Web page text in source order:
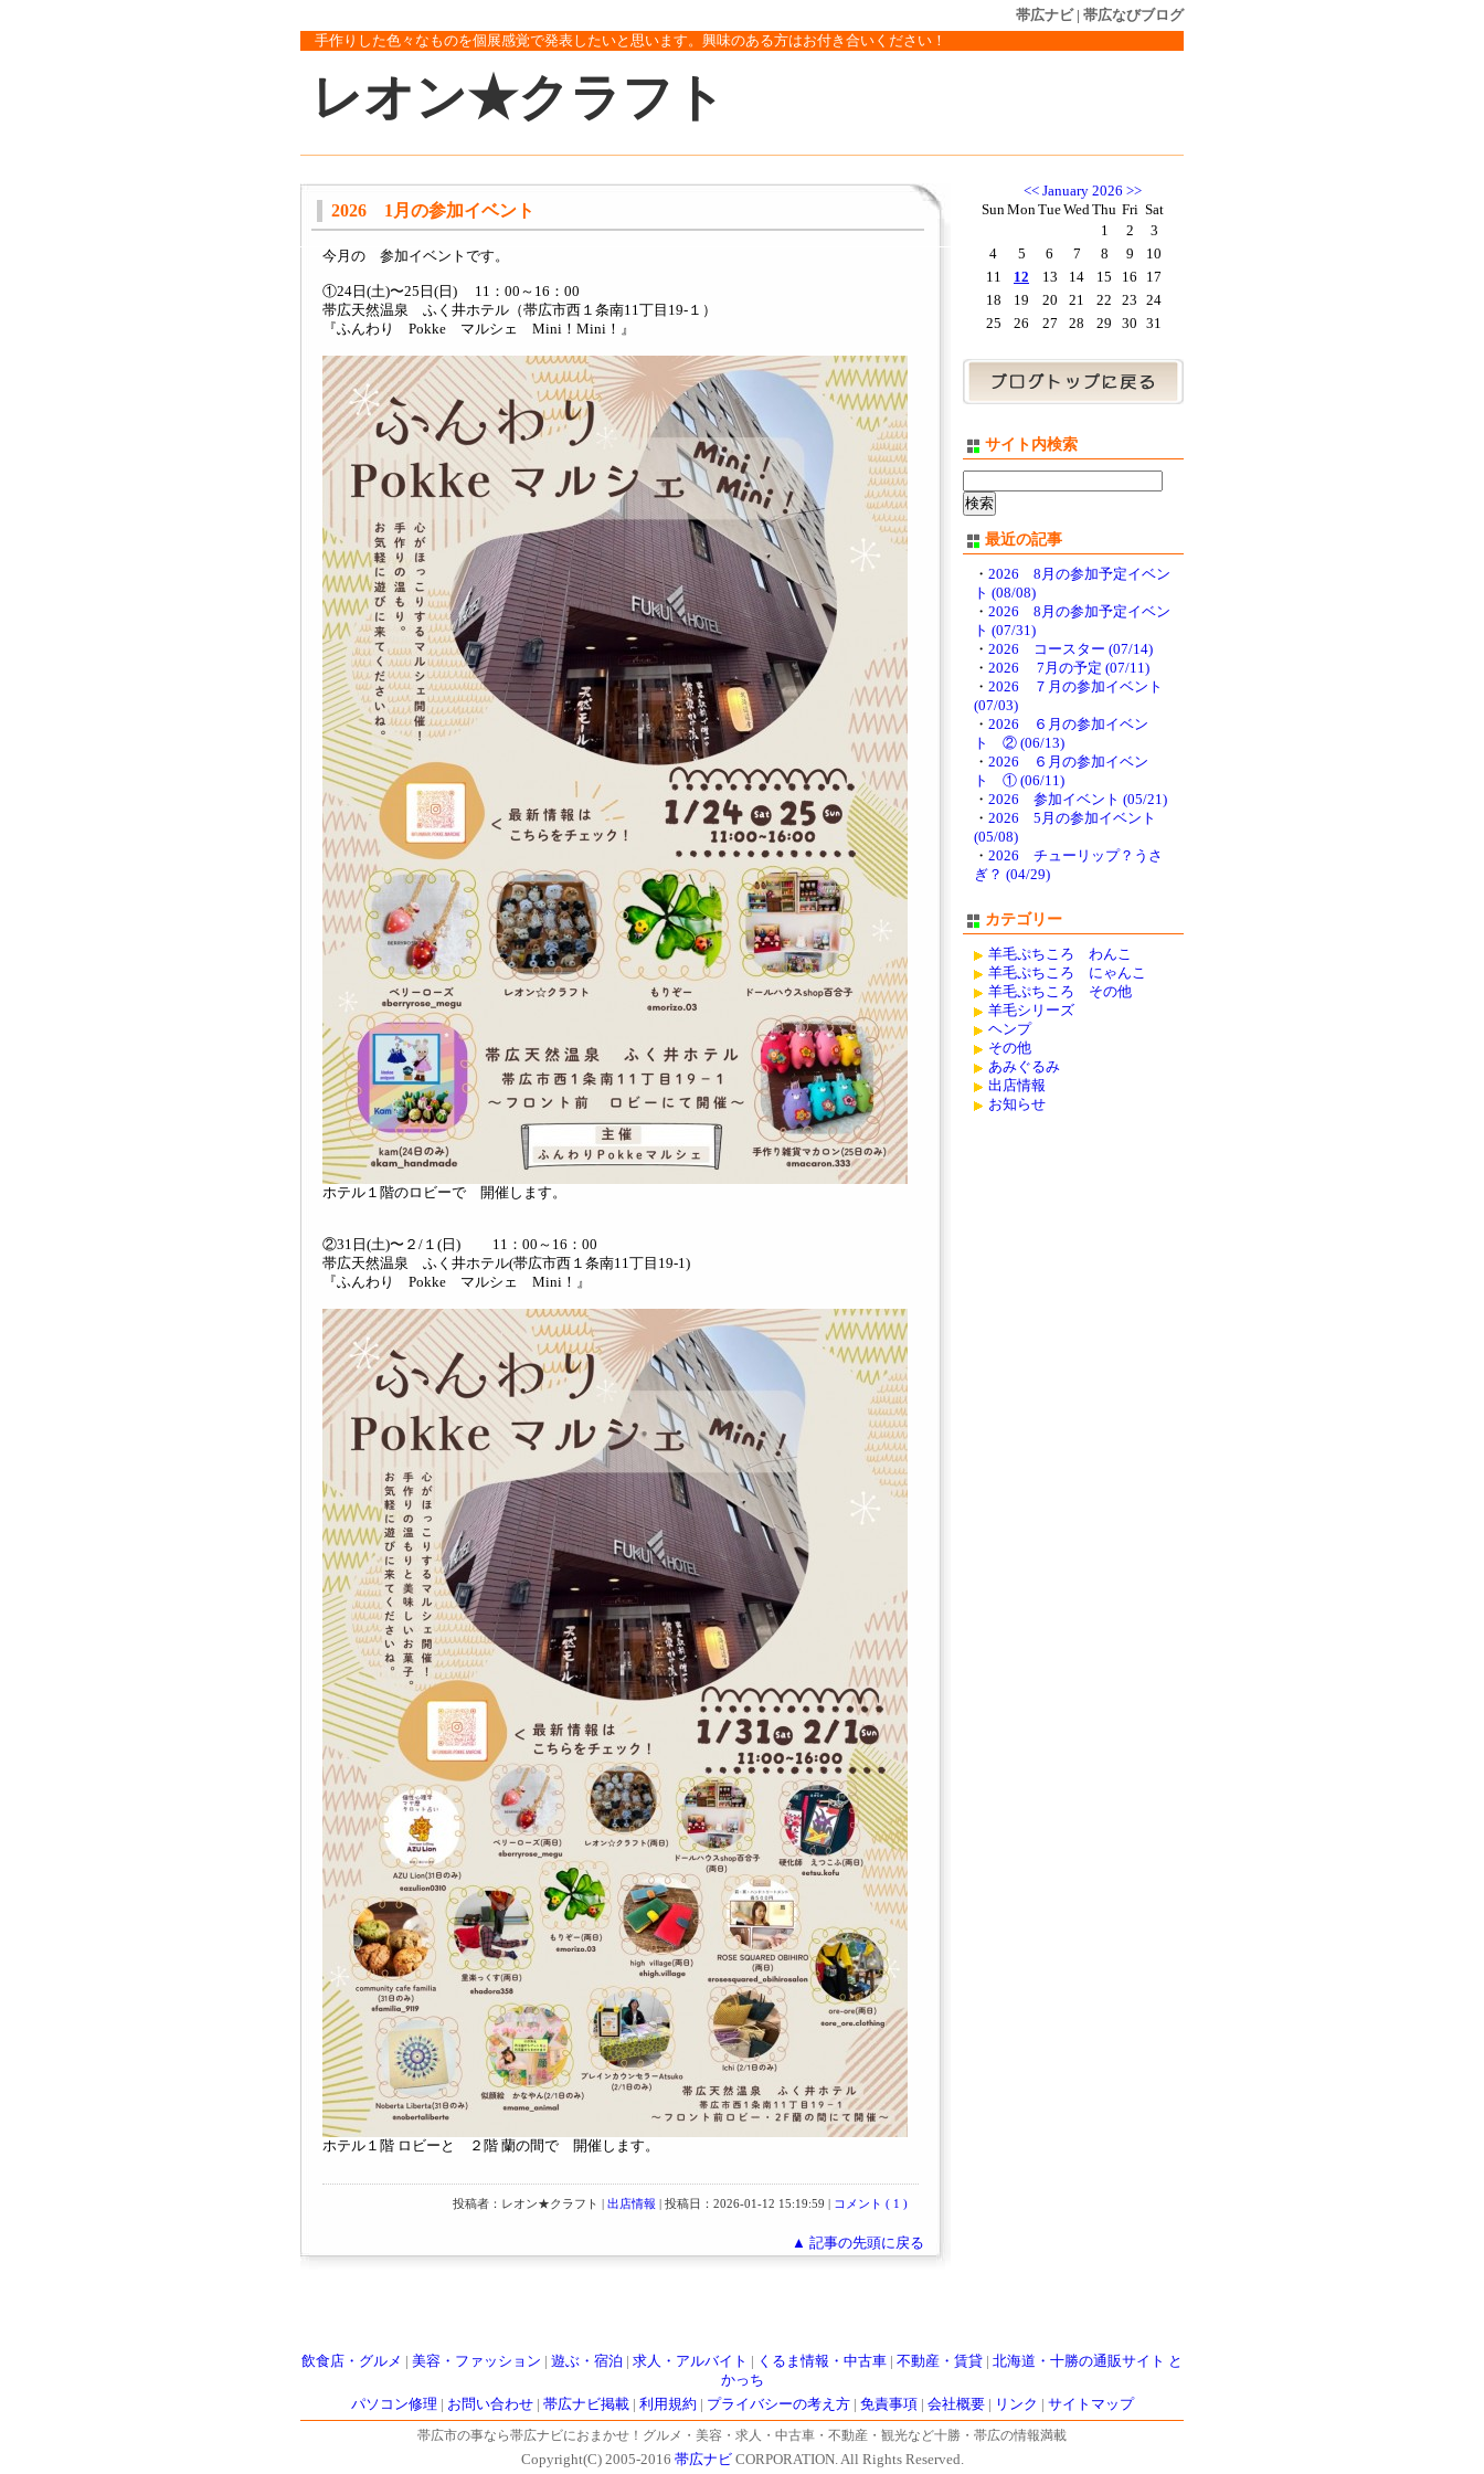
帯広ナビ| 帯広なびブログ
手作りした色々なものを個展感覚で発表したいと思います。興味のある方はお付き合いください！
レオン★クラフト
2026 1月の参加イベント
今月の 参加イベントです。
①24日(土)〜25日(日) 11：00～16：00
帯広天然温泉 ふく井ホテル（帯広市西１条南11丁目19-１）
『ふんわり Pokke マルシェ Mini！Mini！』
ホテル１階のロビーで 開催します。
②31日(土)〜２/１(日) 11：00～16：00
帯広天然温泉 ふく井ホテル(帯広市西１条南11丁目19-1)
『ふんわり Pokke マルシェ Mini！』
ホテル１階 ロビーと ２階 蘭の間で 開催します。
投稿者：レオン★クラフト | 出店情報 | 投稿日：2026-01-12 15:19:59 | コメント ( 1 )
▲ 記事の先頭に戻る
<< January 2026 >>
SunMonTueWedThu Fri Sat
1
2
3
4
5 6 7 8 9
10
11
12 13 14 15 16
17
18
19 20 21 22 23
24
25
26 27 28 29 30 31
サイト内検索
最近の記事
・ 2026 8月の参加予定イベン
ト (08/08)
・ 2026 8月の参加予定イベン
ト (07/31)
・ 2026 コースター (07/14)
・ 2026 7月の予定 (07/11)
・ 2026 ７月の参加イベント
(07/03)
・ 2026 ６月の参加イベン
ト ② (06/13)
・ 2026 ６月の参加イベン
ト ① (06/11)
・ 2026 参加イベント (05/21)
・ 2026 5月の参加イベント
(05/08)
・ 2026 チューリップ？うさ
ぎ？ (04/29)
カテゴリー
羊毛ぷちころ わんこ
羊毛ぷちころ にゃんこ
羊毛ぷちころ その他
羊毛シリーズ
ヘンプ
その他
あみぐるみ
出店情報
お知らせ
飲食店・グルメ 美容・ファッション 遊ぶ・宿泊 求人・アルバイト くるま情報・中古車 不動産・賃貸
北海道・十勝の通販サイト と
かっち
パソコン修理
お問い合わせ| 帯広ナビ掲載| 利用規約 プライバシーの考え方| 免責事項 会社概要| リンク
サイトマップ
帯広市の事なら帯広ナビにおまかせ！グルメ・美容・求人・中古車・不動産・観光など十勝・帯広の情報満載
Copyright(C) 2005-2016 帯広ナビCORPORATION. All Rights Reserved.